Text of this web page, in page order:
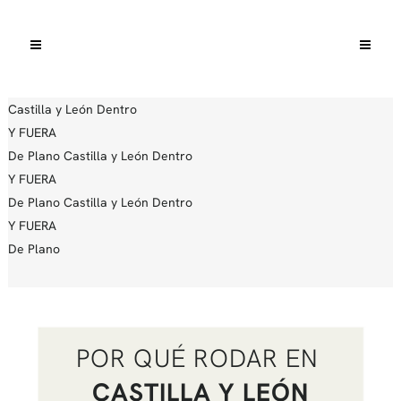
Castilla y León Dentro
Y FUERA
De Plano Castilla y León Dentro
Y FUERA
De Plano Castilla y León Dentro
Y FUERA
De Plano
POR QUÉ RODAR EN
CASTILLA Y LEÓN